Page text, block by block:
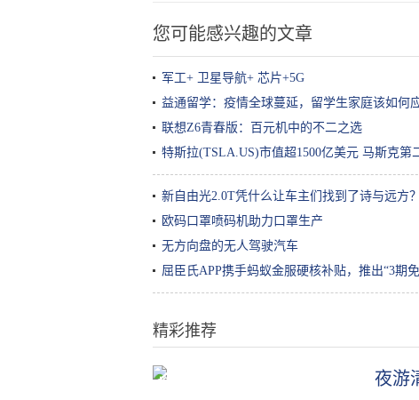
您可能感兴趣的文章
军工+ 卫星导航+ 芯片+5G
益通留学：疫情全球蔓延，留学生家庭该如何
联想Z6青春版：百元机中的不二之选
特斯拉(TSLA.US)市值超1500亿美元 马斯克第
新自由光2.0T凭什么让车主们找到了诗与远方？
欧码口罩喷码机助力口罩生产
无方向盘的无人驾驶汽车
屈臣氏APP携手蚂蚁金服硬核补贴，推出“3期
精彩推荐
机器人女友，这部纪录片剧透了人 夜游